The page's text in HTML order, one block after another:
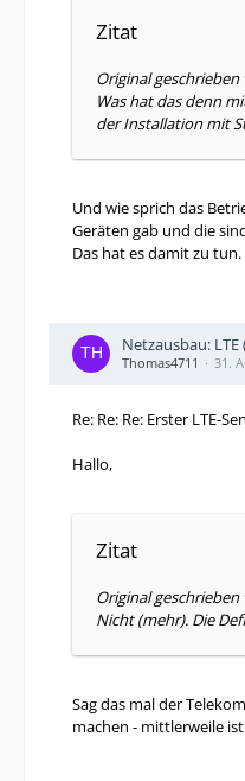
Zitat
Original
Was hat das denn
der Installation mit
Und wie sprich das
Geräten gab und die
Das hat es damit zu tun.
Netzausbau: LTE
Thomas4711 31.
Re: Re: Re: Erster LTE-
Hallo,
Zitat
Original
Nicht (mehr). Die
Sag das mal der
machen - mittlerweile